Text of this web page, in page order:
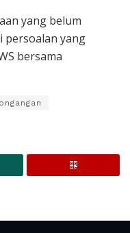
yang belum
persoalan yang
bersama